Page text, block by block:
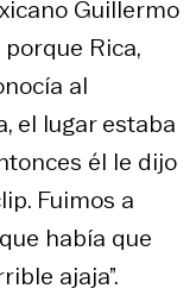
Guillermo
Rica,
al
el lugar estaba
él le dijo
Fuimos a
había que
ajaja”.